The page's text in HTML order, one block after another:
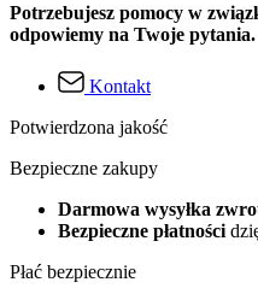
Potrzebujesz pomocy w
odpowiemy na Twoje pytania.
Kontakt
Potwierdzona jakość
Bezpieczne zakupy
Darmowa wysyłka
Bezpieczne płatności
Płać bezpiecznie